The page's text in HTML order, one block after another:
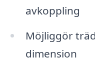
avkoppling
Möjliggör
dimension